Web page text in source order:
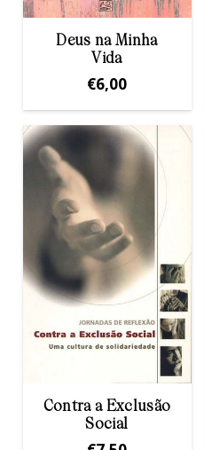
Deus na Minha
Vida
€6,00
Contra a Exclusão
Social